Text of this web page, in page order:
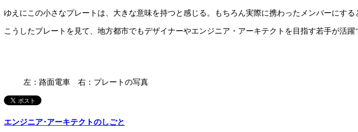
ゆえにこの小さなプレートは、大きな意味を持つと感じる。もちろん実際に携わったメンバーにす
こうしたプレートを見て、地方都市でもデザイナーやエンジニア・アーキテクトを目指す若手が活
左：路面電車 右：プレートの写真
エンジニア･アーキテクトのしごと